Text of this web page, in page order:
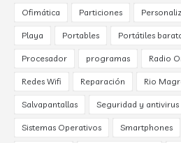
Ofimática Particiones
Playa Portables Portátiles
Procesador programas Radio
Redes Wifi Reparación Rio
Salvapantallas Seguridad y antivirus
Sistemas Operativos Smartphones